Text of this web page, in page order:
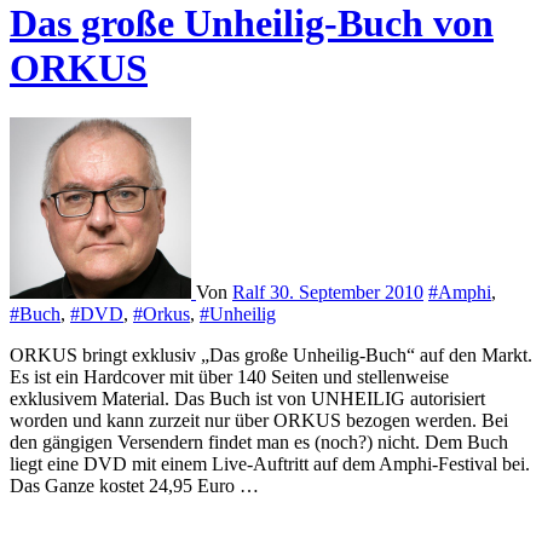
Das große Unheilig-Buch von
ORKUS
Von Ralf30. September 2010 #Amphi,
#Buch, #DVD, #Orkus, #Unheilig
ORKUS bringt exklusiv „Das große Unheilig-Buch“ auf den Markt.
Es ist ein Hardcover mit über 140 Seiten und stellenweise
exklusivem Material. Das Buch ist von UNHEILIG autorisiert
worden und kann zurzeit nur über ORKUS bezogen werden. Bei
den gängigen Versendern findet man es (noch?) nicht. Dem Buch
liegt eine DVD mit einem Live-Auftritt auf dem Amphi-Festival bei.
Das Ganze kostet 24,95 Euro …